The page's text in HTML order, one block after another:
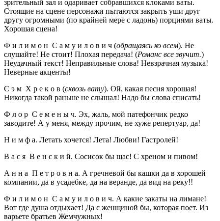
зрительный зал и одаривает собравшихся клоками ваты.
Стоящие на сцене персонажи пытаются закрыть уши друг
другу огромными (по крайней мере с ладонь) порциями ваты.
Хорошая сцена!
Ф и л и м о н С а м у и л о в и ч (обращаясь ко всем). Не
слушайте! Не стоит! Плохая передача! (Романс все звучит.)
Неудачный текст! Неправильные слова! Невзрачная музыка!
Неверные акценты!
С э м Х р е к о в (сквозь вату). Ой, какая песня хорошая!
Никогда такой раньше не слышал! Надо бы слова списать!
Ф л о р С е м е н ы ч. Эх, жаль, мой патефончик редко
заводите! А у меня, между прочим, не хуже репертуар, да!
Н и м ф а. Летать хочется! Лета! Любви! Гастролей!
В а с я В е н с к и й. Сосисок бы щас! С хреном и пивом!
А н н а П е т р о в н а. А гречневой бы кашки да в хорошей
компании, да в усадебке, да на веранде, да вид на реку!!
Ф и л и м о н С а м у и л о в и ч. А какие закаты на лимане!
Вот где душа отдыхает! Да с женщиной бы, которая поет. Из
варьете братьев Жемчужных!